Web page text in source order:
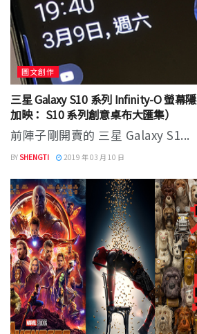
圖文創作
三星 Galaxy S10 系列 Infinity-O 螢幕
加映： S10 系列創意桌布大匯集）
前陣子剛開賣的 三星 Galaxy S1...
BYSHENGTI 2019 年 03 月 10 日